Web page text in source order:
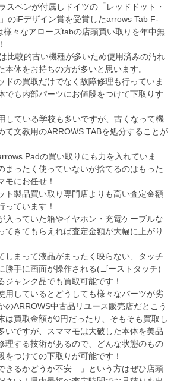
スペンが付属しドイツの「レッドドット・
のiFデザイン賞を受賞したarrows Tab F-
様々なアローズtabの店頭買い取りを年中無
比較的古い機種が多いため使用済みの汚れ
体をお持ちの方が多いと思います。
ドの買取だけでなく故障修理も行っていま
でも内部パーツにお値段をつけて下取りす
している学校も多いですが、古くなって機
て文教用のARROWS TABを処分することが
Padの買い取りにも力を入れていま
まったく使っていないが捨てるのはもった
モにお任せ！
ト製品買い取り専門店よりも高い査定金額
っています！
入っていた箱やイヤホン・充電ケーブルな
てきてもらえれば査定金額が大幅に上がり
しまって液晶がまったく映らない、タッチ
勝手に画面が操作される(ゴーストタッチ)
ジャンク品でも買取可能です！
用しているとどうしても様々なパーツが劣
のARROWS中古品リユース販売店だとこう
は買取金額が0円だったり、そもそも買取し
いですが、スママモは大破した本体を美品
理する技術があるので、どんな状態のもの
をつけての下取りが可能です！
きるかどうか不安…」という方はぜひ店頭